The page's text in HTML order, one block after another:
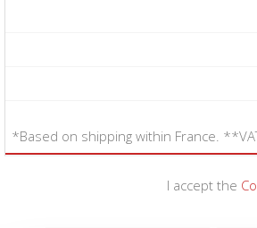
*Based on shipping within France.
I accept the